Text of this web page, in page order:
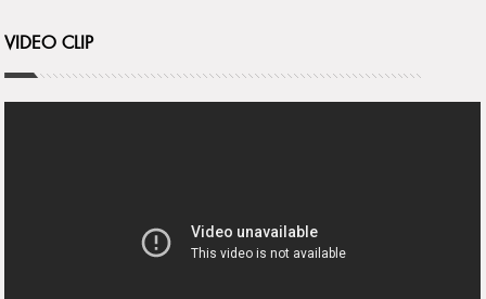
VIDEO CLIP